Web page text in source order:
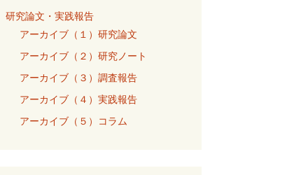
研究論文・実践報告
アーカイブ（１）研究論文
アーカイブ（２）研究ノート
アーカイブ（３）調査報告
アーカイブ（４）実践報告
アーカイブ（５）コラム